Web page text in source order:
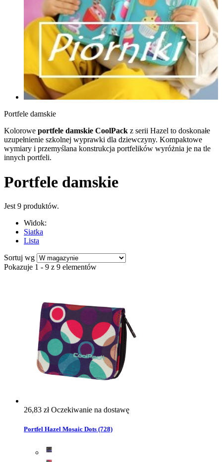
Portfele damskie
Kolorowe portfele damskie CoolPack z serii Hazel to doskonałe
uzupełnienie szkolnej wyprawki dla dziewczyny. Kompaktowe
wymiary i przemyślana konstrukcja portfelików wyróżnia je na tle
innych portfeli.
Portfele damskie
Jest 9 produktów.
Widok:
Siatka
Lista
Sortuj wg
Pokazuje 1 - 9 z 9 elementów
26,83 złOczekiwanie na dostawę
Portfel Hazel Mosaic Dots (728)